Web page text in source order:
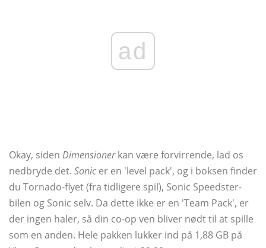
ad
Okay, siden Dimensionerkan være forvirrende, lad os
nedbryde det. Sonic er en 'level pack', og i boksen finder
du Tornado-flyet (fra tidligere spil), Sonic Speedster-
bilen og Sonic selv. Da dette ikke er en 'Team Pack', er
der ingen haler, så din co-op ven bliver nødt til at spille
som en anden. Hele pakken lukker ind på 1,88 GB på